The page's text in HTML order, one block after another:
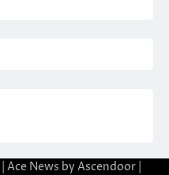
| Ace News by Ascendoor